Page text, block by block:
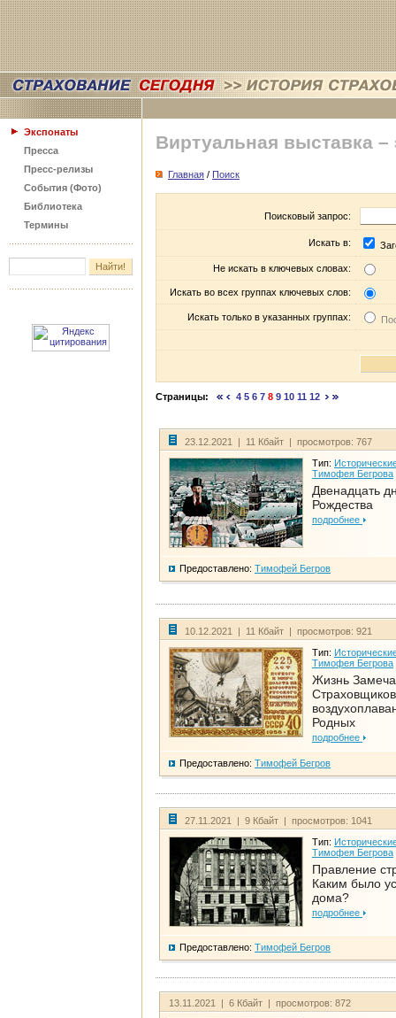
Экспонаты
Пресса
Пресс-релизы
События (Фото)
Библиотека
Термины
Виртуальная выставка –
Главная / Поиск
Поисковый запрос:
Искать в:
Не искать в ключевых словах:
Искать во всех группах ключевых слов:
Искать только в указанных группах:
Страницы: 4 5 6 7 8 9 10 11 12
23.12.2021 | 11 Кбайт | просмотров: 767
Тип:
Тимофея Бегрова
Двенадцать
Рождества
подробнее
Предоставлено: Тимофей Бегров
10.12.2021 | 11 Кбайт | просмотров: 921
Тип:
Тимофея Бегрова
Жизнь
Родных
подробнее
Предоставлено: Тимофей Бегров
27.11.2021 | 9 Кбайт | просмотров: 1041
Тип:
Тимофея Бегрова
Правление
Каким было
дома?
подробнее
Предоставлено: Тимофей Бегров
13.11.2021 | 6 Кбайт | просмотров: 872